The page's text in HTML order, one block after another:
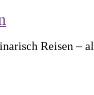
Reisen –